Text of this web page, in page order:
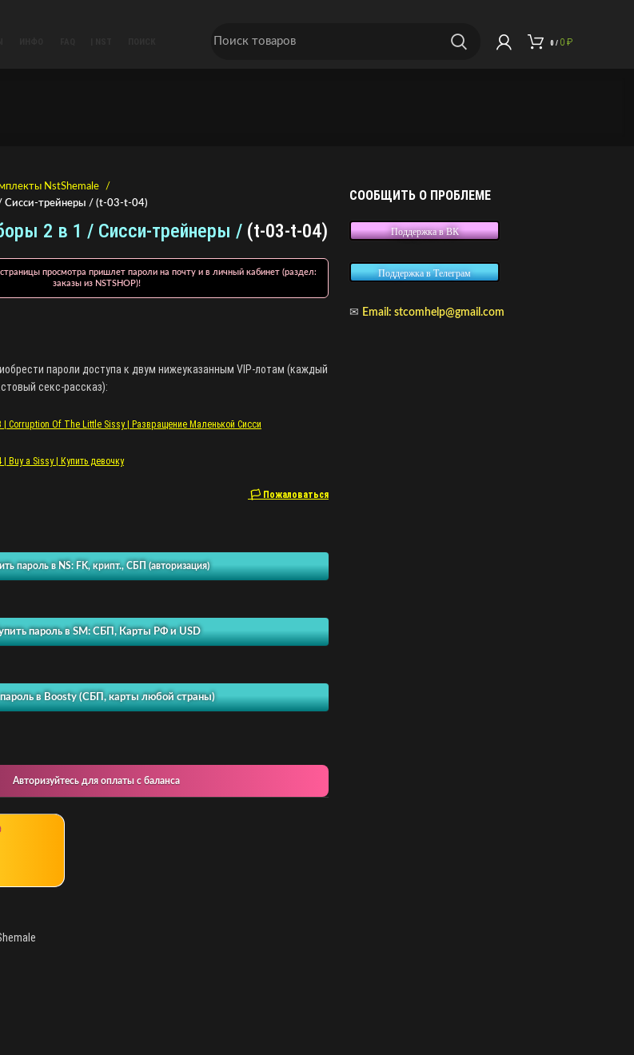
0 / 0 ₽
NstShemale
Сисси-трейнеры / (t-03-t-04)
2 в 1 / Сисси-трейнеры / (t-03-t-04)
просмотра пришлет пароли на почту и в личный кабинет (раздел:
заказы из NSTSHOP)!
пароли доступа к двум нижеуказанным VIP-лотам (каждый
секс-рассказ):
| Corruption Of The Little Sissy | Развращение Маленькой Сисси
Buy a Sissy | Купить девочку
🏳 Пожаловаться
пароль в NS: FK, крипт., СБП (авторизация)
пароль в SM: СБП, Карты РФ и USD
пароль в Boosty (СБП, карты любой страны)
Авторизуйтесь для оплаты с баланса
СООБЩИТЬ О ПРОБЛЕМЕ
Поддержка в ВК
Поддержка в Телеграм
✉ Email: stcomhelp@gmail.com